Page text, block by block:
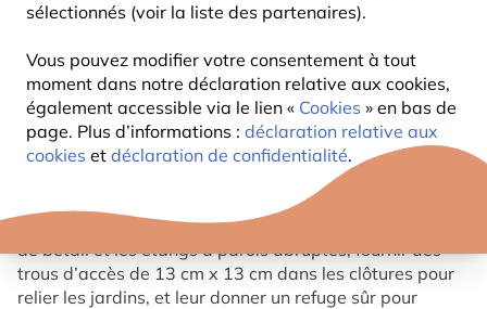
sélectionnés (voir la liste des partenaires).
Vous pouvez modifier votre consentement à tout
moment dans notre déclaration relative aux cookies,
également accessible via le lien « Cookies » en bas de
page. Plus d’informations : déclaration relative aux
cookies et déclaration de confidentialité.
ABOUT THE HERISSON
Il existe de nombreuses façons différentes d’aider les
hérissons, et si vous jardinez déjà avec la faune à
l’esprit, vous êtes sur la bonne voie.
Il existe des moyens pratiques d’aider ces créatures
attachantes, comme laisser des tas de feuilles dans les
jardins, installer des rampes d’évacuation sur les grilles
de bétail et les étangs à parois abruptes, fournir des
trous d’accès de 13 cm x 13 cm dans les clôtures pour
relier les jardins, et leur donner un refuge sûr pour